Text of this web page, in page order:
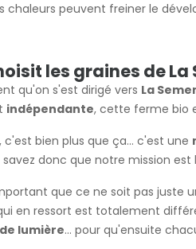
chaleurs peuvent freiner le
les graines de La
qu'on s'est dirigé vers La
indépendante, cette ferme bio
, c'est bien plus que ça... c'est une
savez donc que notre mission est
que ce ne soit pas juste
en ressort est totalement
lumière... pour qu'ensuite